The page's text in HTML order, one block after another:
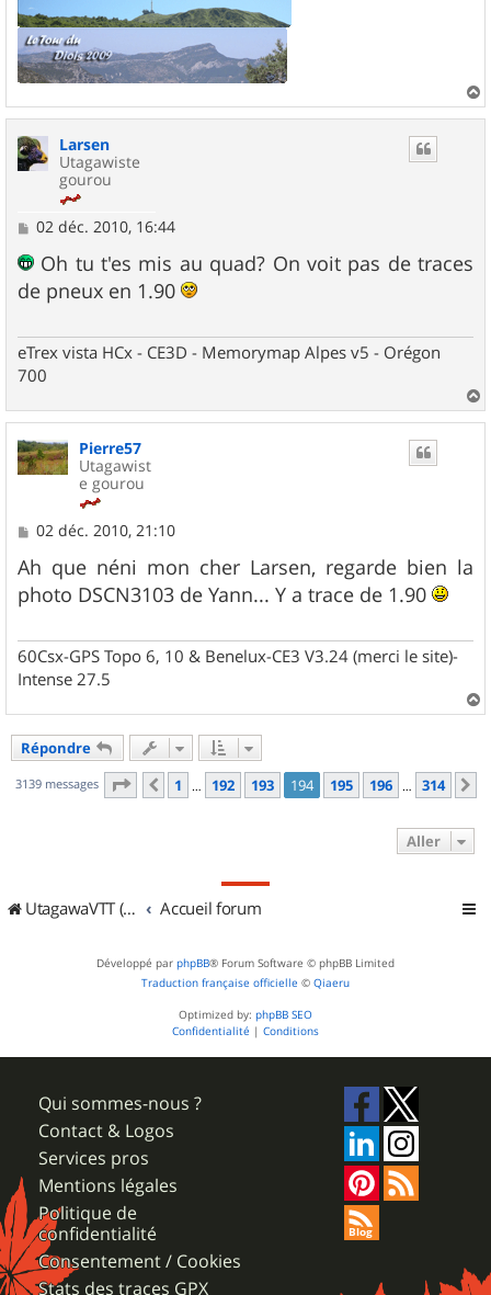
a
Larsen
Utagawiste
gourou
M
s
a
02 déc. 2010, 16:44
Oh tu t'es mis au quad? On voit pas de traces
de pneux en 1.90
eTrex vista HCx - CE3D - Memorymap Alpes v5 - Orégon
700
a
Pierre57
Utagawist
e gourou
M
s
s
a
02 déc. 2010, 21:10
Ah que néni mon cher Larsen, regarde bien la
photo DSCN3103 de Yann... Y a trace de 1.90
60Csx-GPS Topo 6, 10 & Benelux-CE3 V3.24 (merci le site)-
Intense 27.5
a
Répondre
3139 messages Page 194 sur314
Précédent
1 … 192 193 194 195 196 … 314
Aller
UtagawaVTT (Randos VTT et VTTAE avec traces GPS) Accueil forum
Développé par phpBB® Forum Software © phpBB Limited
Traduction française officielle © Qiaeru
Optimized by: phpBB SEO
Confidentialité | Conditions
Qui sommes-nous ?
Contact & Logos
Services pros
Mentions légales
Politique de
confidentialité
Consentement / Cookies
Stats des traces GPX